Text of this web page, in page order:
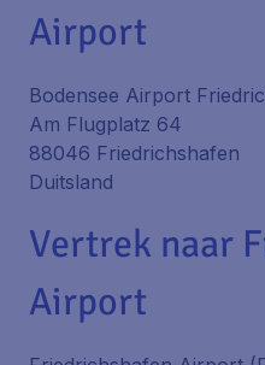
Airport
Bodensee Airport
Am Flugplatz 64
88046 Friedrichshafen
Duitsland
Vertrek naar
Airport